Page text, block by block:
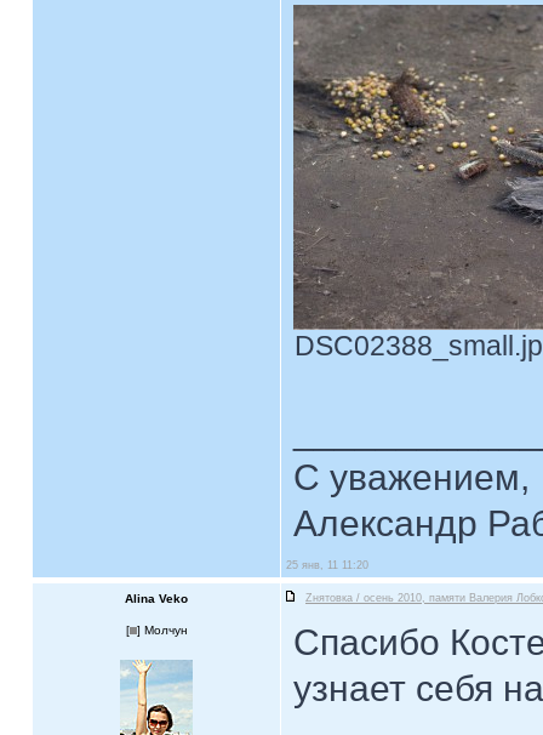
С уважением,
Александр
25 янв, 11 11:20
Alina Veko Zнятовка / осень 2010, памяти Валерия
[ ] Молчун
Спасибо
узнает себя